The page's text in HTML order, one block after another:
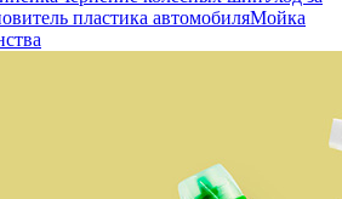
пластика автомобиляМойка